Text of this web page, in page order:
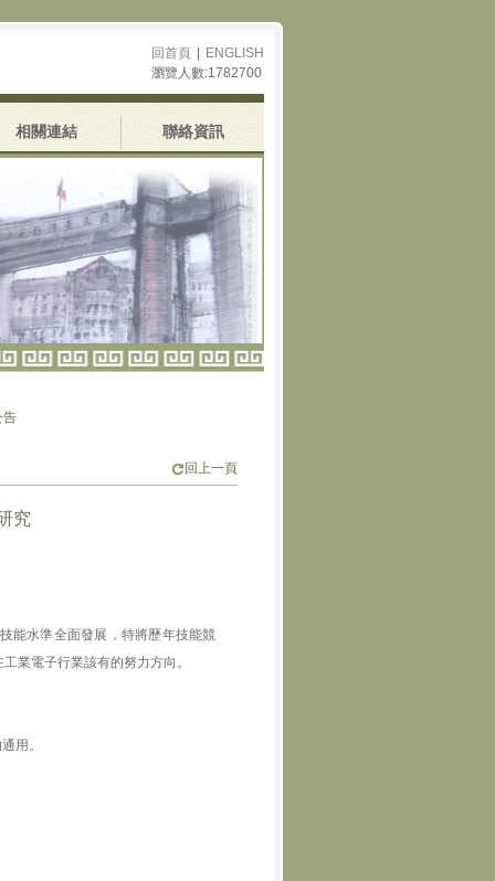
回首頁
ENGLISH
瀏覽人數:1782700
相關連結 聯絡資訊
回上一頁
究
能水準全面發展，特將歷年技能競
業電子行業該有的努力方向。
用。